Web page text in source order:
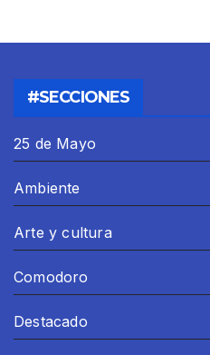
#SECCIONES
25 de Mayo
Ambiente
Arte y cultura
Comodoro
Destacado